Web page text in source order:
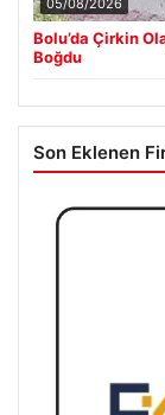
Güncel
Avcılar
Bolu’da Çirkin